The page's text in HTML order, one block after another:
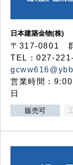
日本建築金物(株)
〒317‐0801
TEL：027-
営業時間：
日
販売可